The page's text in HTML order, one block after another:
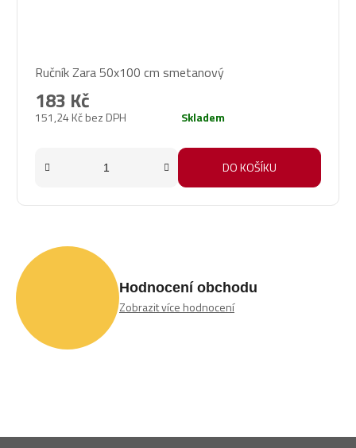
hodnocení
produktu
je
Ručník Zara 50x100 cm smetanový
151,24 Kč bez DPH
183 Kč
Skladem
DO KOŠÍKU
Hodnocení obchodu
Zobrazit více hodnocení